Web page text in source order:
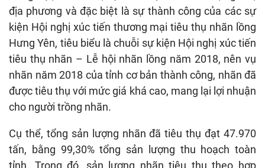
địa phương và đặc biệt là sự thành công của các sự
kiện Hội nghị xúc tiến thương mại tiêu thụ nhãn lồng
Hưng Yên, tiêu biểu là chuỗi sự kiện Hội nghị xúc tiến
tiêu thụ nhãn – Lễ hội nhãn lồng năm 2018, nên vụ
nhãn năm 2018 của tỉnh cơ bản thành công, nhãn đã
được tiêu thụ với mức giá khá cao, mang lại lợi nhuận
cho người trồng nhãn.
Cụ thể, tổng sản lượng nhãn đã tiêu thụ đạt 47.970
tấn, bằng 99,30% tổng sản lượng thu hoạch toàn
tỉnh. Trong đó, sản lượng nhãn tiêu thụ theo hợp